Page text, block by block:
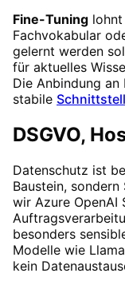
Fine-Tuning
Fachvokabular
gelernt werden
für aktuelles
Die Anbindung an
stabile
DSGVO,
Datenschutz ist
Baustein,
wir Azure OpenAI
besonders
Modelle wie
kein